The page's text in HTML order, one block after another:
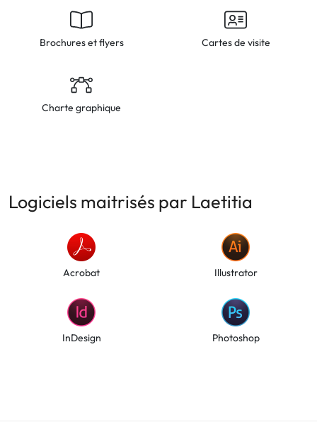
Brochures et flyers Cartes de visite
Charte graphique
Logiciels maitrisés par Laetitia
Acrobat Illustrator
InDesign Photoshop